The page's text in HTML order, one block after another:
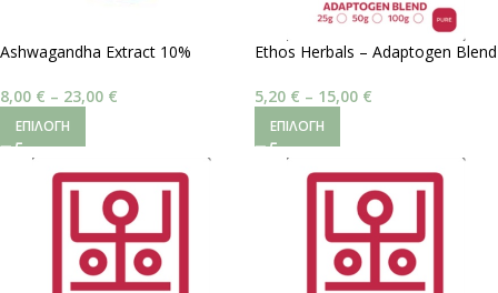
Ashwagandha Extract 10%
8,00 € – 23,00 €
ΕΠΙΛΟΓΉ
Ethos Herbals – Adaptogen Blend
5,20 € – 15,00 €
ΕΠΙΛΟΓΉ